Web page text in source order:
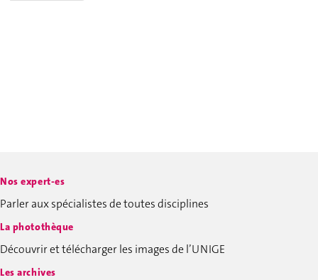
Nos expert-es
Parler aux spécialistes de toutes disciplines
La photothèque
Découvrir et télécharger les images de l’UNIGE
Les archives